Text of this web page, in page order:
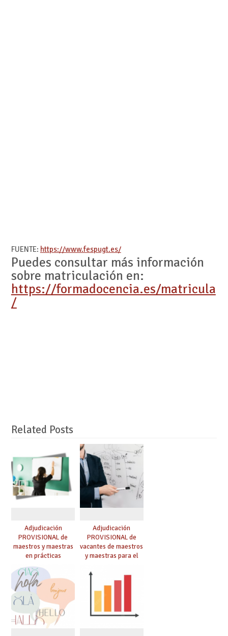
FUENTE: https://www.fespugt.es/
Puedes consultar más información
sobre matriculación en:
https://formadocencia.es/matricula
/
Related Posts
Adjudicación
PROVISIONAL de
maestros y maestras
en prácticas
Adjudicación
PROVISIONAL de
vacantes de maestros
y maestras para el